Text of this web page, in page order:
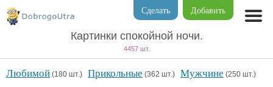
Добавить
Сделать
Картинки спокойной ночи.
4457 шт.
Любимой (180 шт.) Прикольные (362 шт.) Мужчине (250 шт.)